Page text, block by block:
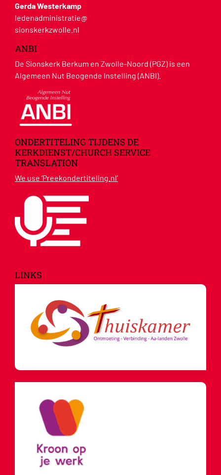
Gerda Westerkamp
ledenadministratie@
sionskerkzwolle.nl
ANBI
De Sionskerk Berkum en Zwolle-Noord (PGZ) is een
Algemeen Nut Beogende Instelling (ANBI).
ONDERTITELING TIJDENS DE
KERKDIENST/CHURCH SERVICE
TRANSLATION
We use ‘Preekondertiteling.nl’
LINKS